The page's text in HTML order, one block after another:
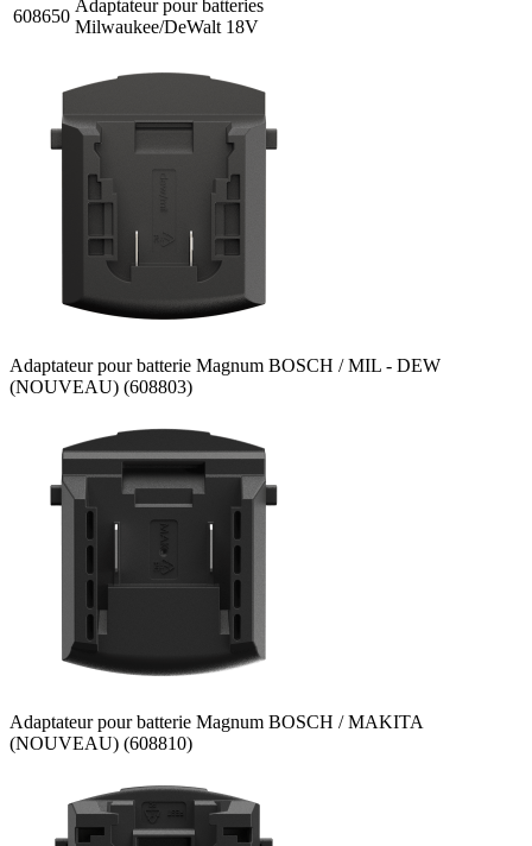
608650
Adaptateur pour batteries
Milwaukee/DeWalt 18V
Adaptateur pour batterie Magnum BOSCH / MIL - DEW
(NOUVEAU) (608803)
Adaptateur pour batterie Magnum BOSCH / MAKITA
(NOUVEAU) (608810)